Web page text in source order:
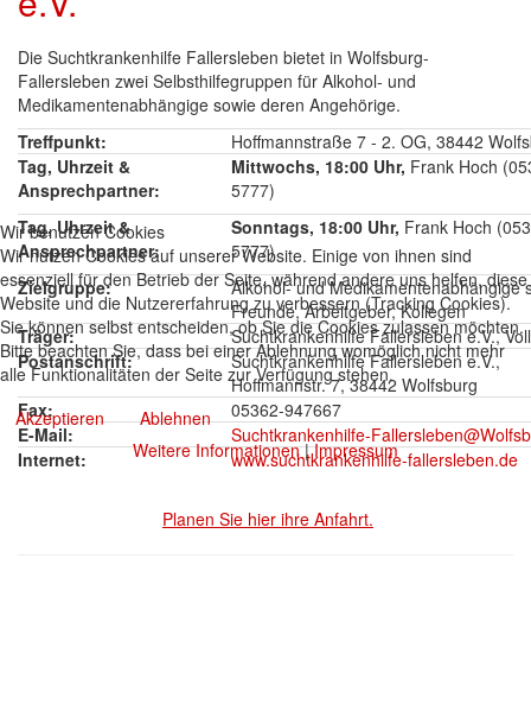
Die Suchtkrankenhilfe Fallersleben bietet in Wolfsburg-
Fallersleben zwei Selbsthilfegruppen für Alkohol- und
Medikamentenabhängige sowie deren Angehörige.
Treffpunkt:
Hoffmannstraße 7 - 2. OG, 38442
Tag, Uhrzeit &
Ansprechpartner:
Mittwochs, 18:00 Uhr, Frank Hoch
5777)
Tag, Uhrzeit &
Ansprechpartner:
Sonntags, 18:00 Uhr, Frank Hoch
5777)
Zielgruppe:
Alkohol- und Medikamentenabhängige
Freunde, Arbeitgeber, Kollegen
Träger:
Suchtkrankenhilfe Fallersleben e.V.,
Postanschrift:
Suchtkrankenhilfe Fallersleben e.V.,
Hoffmannstr. 7, 38442 Wolfsburg
Fax:
05362-947667
E-Mail:
Suchtkrankenhilfe-
Internet:
www.suchtkrankenhilfe-fallersleben.de
Planen Sie hier ihre Anfahrt.
Wir benutzen Cookies
Wir nutzen Cookies auf unserer Website. Einige von ihnen sind
essenziell für den Betrieb der Seite, während andere uns helfen, diese
Website und die Nutzererfahrung zu verbessern (Tracking Cookies).
Sie können selbst entscheiden, ob Sie die Cookies zulassen möchten.
Bitte beachten Sie, dass bei einer Ablehnung womöglich nicht mehr
alle Funktionalitäten der Seite zur Verfügung stehen.
Akzeptieren
Ablehnen
Weitere Informationen|Impressum